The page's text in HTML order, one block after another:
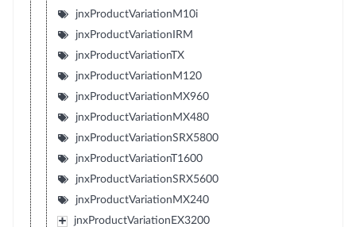
jnxProductVariationM10i
jnxProductVariationIRM
jnxProductVariationTX
jnxProductVariationM120
jnxProductVariationMX960
jnxProductVariationMX480
jnxProductVariationSRX5800
jnxProductVariationT1600
jnxProductVariationSRX5600
jnxProductVariationMX240
jnxProductVariationEX3200